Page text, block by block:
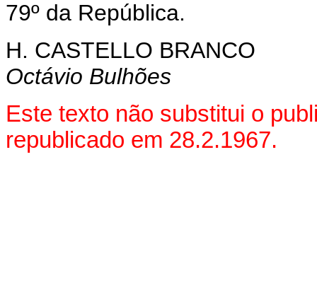
79º da República.
H. CASTELLO BRANCO
Octávio Bulhões
Este texto não substitui o
republicado em 28.2.1967.